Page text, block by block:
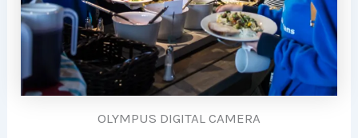
OLYMPUS DIGITAL CAMERA